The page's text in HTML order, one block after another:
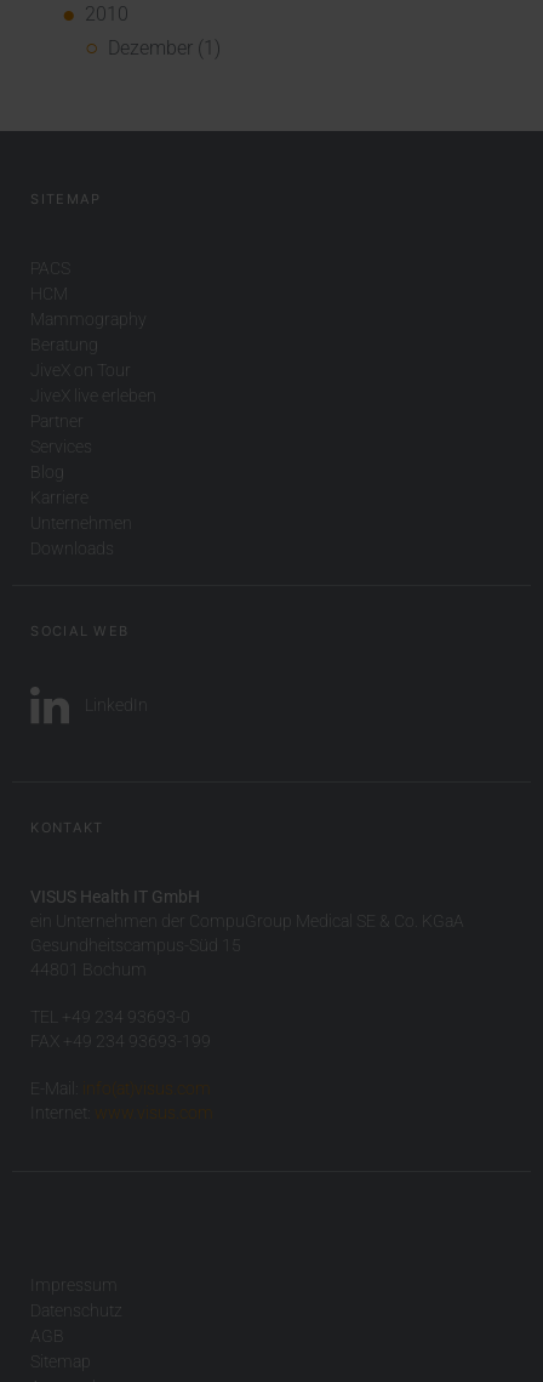
2010
Dezember (1)
SITEMAP
PACS
HCM
Mammography
Beratung
JiveX on Tour
JiveX live erleben
Partner
Services
Blog
Karriere
Unternehmen
Downloads
SOCIAL WEB
LinkedIn
KONTAKT
VISUS Health IT GmbH
ein Unternehmen der CompuGroup Medical SE & Co. KGaA
Gesundheitscampus-Süd 15
44801 Bochum
TEL +49 234 93693-0
FAX +49 234 93693-199
E-Mail:
info(at)visus.com
Internet:
www.visus.com
Impressum
Datenschutz
AGB
Sitemap